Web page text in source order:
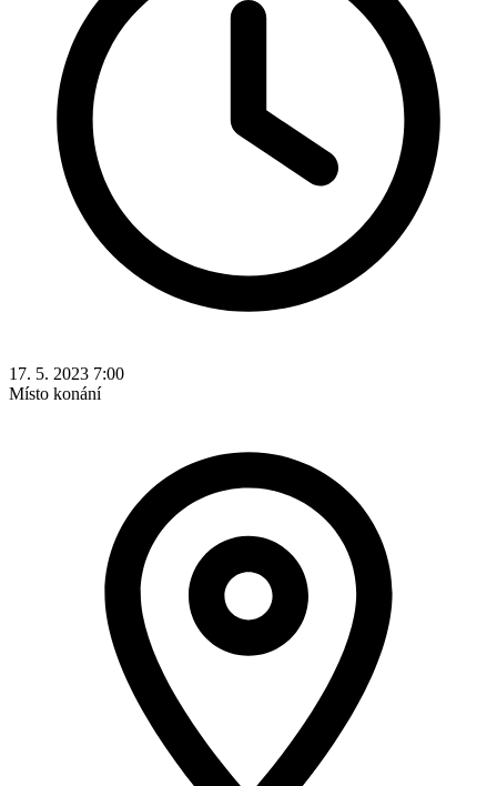
17. 5. 2023 7:00
Místo konání